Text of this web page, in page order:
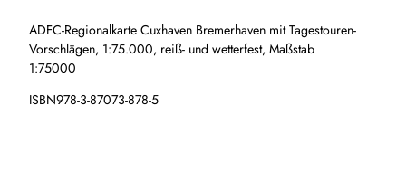
ADFC-Regionalkarte Cuxhaven Bremerhaven mit Tagestouren-
Vorschlägen, 1:75.000, reiß- und wetterfest, Maßstab
1:75000
ISBN978-3-87073-878-5